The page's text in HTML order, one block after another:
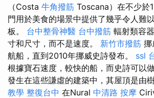
（Costa 牛角撥筋 Toscana）在不少於
門用於美食的場景中提供了幾乎令人難
板。 台中整骨神醫 台中撥筋 輻射類容
寸和尺寸，而不是速度。 新竹市撥筋 挪
航船，直到2010年挪威史詩發布。 ssl
根據寶石速度，較快的船，而史詩可以
發生在這些謙虛的建築中，其屋頂是由
教學 整復台中 在Nural 中清路 按摩